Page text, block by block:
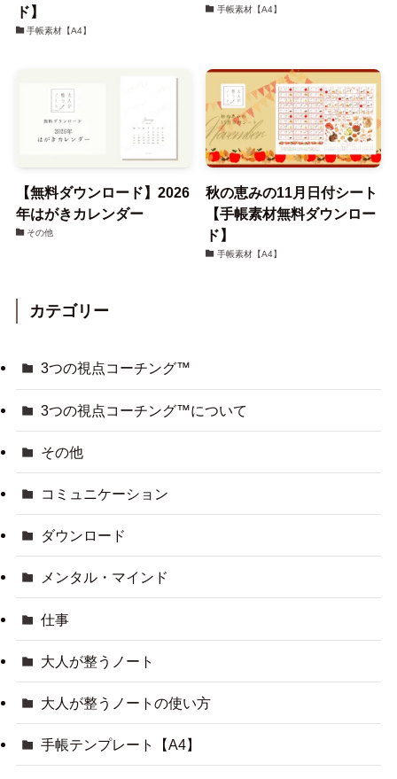
ド】
手帳素材【A4】
手帳素材【A4】
【無料ダウンロード】2026
年はがきカレンダー
その他
秋の恵みの11月日付シート
【手帳素材無料ダウンロー
ド】
手帳素材【A4】
カテゴリー
3つの視点コーチング™
3つの視点コーチング™について
その他
コミュニケーション
ダウンロード
メンタル・マインド
仕事
大人が整うノート
大人が整うノートの使い方
手帳テンプレート【A4】